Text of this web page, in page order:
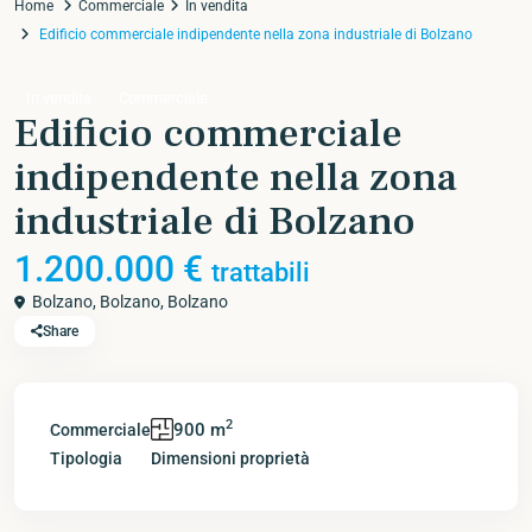
Home Commerciale
In vendita
Edificio commerciale indipendente nella zona industriale di Bolzano
Edificio commerciale
indipendente nella zona
industriale di Bolzano
1.200.000 € trattabili
Bolzano, Bolzano, Bolzano
Share
Commerciale
Tipologia
900 m2
Dimensioni proprietà